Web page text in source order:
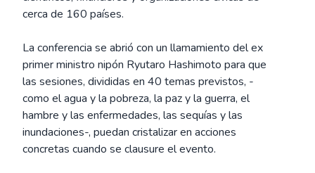
cerca de 160 países.
La conferencia se abrió con un llamamiento del ex
primer ministro nipón Ryutaro Hashimoto para que
las sesiones, divididas en 40 temas previstos, -
como el agua y la pobreza, la paz y la guerra, el
hambre y las enfermedades, las sequías y las
inundaciones-, puedan cristalizar en acciones
concretas cuando se clausure el evento.